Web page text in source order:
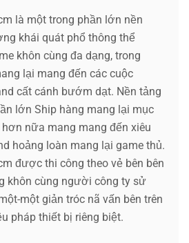
là một trong phần lớn nền
khái quát phổ thông thể
khôn cùng đa dạng, trong
lại mang đến các cuộc
cất cánh bướm dạt. Nền tảng
lớn Ship hàng mang lại mục
nữa mang mang đến xiêu
hoảng loàn mang lại game thủ.
được thi công theo vẻ bên bên
khôn cùng người công ty sử
một giản tróc nã vấn bên trên
pháp thiết bị riêng biệt.